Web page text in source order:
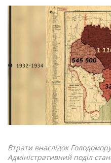
Втрати внаслідок
Адміністративний поділ